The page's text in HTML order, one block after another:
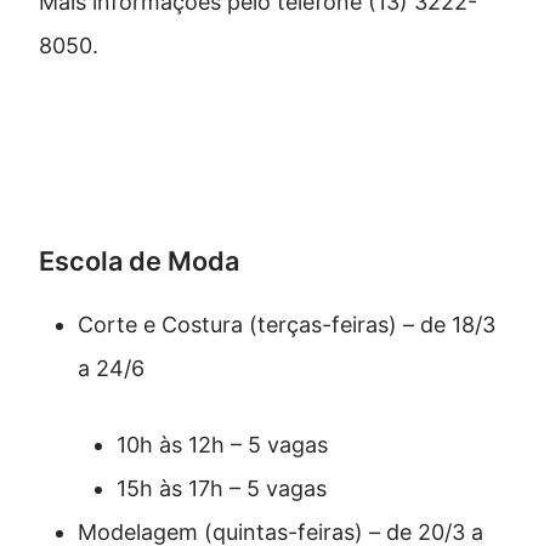
8050.
Escola de Moda
Corte e Costura (terças-feiras) – de 18/3
a 24/6
10h às 12h – 5 vagas
15h às 17h – 5 vagas
Modelagem (quintas-feiras) – de 20/3 a